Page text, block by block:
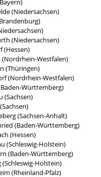
(Niedersachsen)
(Niedersachsen)
(Hessen)
(Nordrhein-Westfalen)
(Thüringen)
(Nordrhein-Westfalen)
Württemberg)
(Sachsen)
(Sachsen-Anhalt)
(Baden-Württemberg)
(Hessen)
(Schleswig-Holstein)
(Baden-Württemberg)
Holstein)
(Rheinland-Pfalz)